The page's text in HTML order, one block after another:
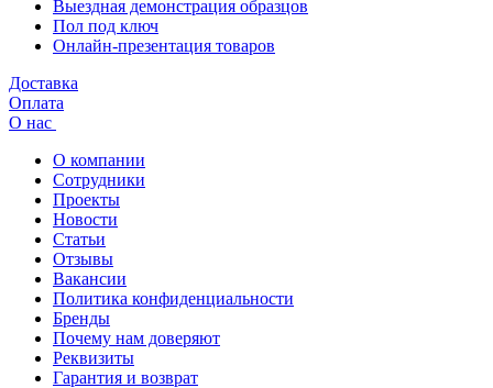
Выездная демонстрация образцов
Пол под ключ
Онлайн-презентация товаров
Доставка
Оплата
О нас
О компании
Сотрудники
Проекты
Новости
Статьи
Отзывы
Вакансии
Политика конфиденциальности
Бренды
Почему нам доверяют
Реквизиты
Гарантия и возврат